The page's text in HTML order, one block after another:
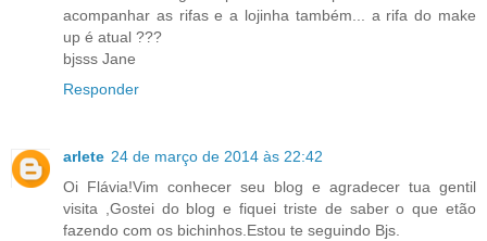
acompanhar as rifas e a lojinha também... a rifa do make
up é atual ???
bjsss Jane
Responder
arlete 24 de março de 2014 às 22:42
Oi Flávia!Vim conhecer seu blog e agradecer tua gentil
visita ,Gostei do blog e fiquei triste de saber o que etão
fazendo com os bichinhos.Estou te seguindo Bjs.